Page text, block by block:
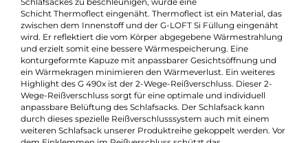
zusätzlich sehr leicht und angenehm weich ist. Durch den
speziellen Differenzialschnitt breitet sich die Isolationsschicht
optimal aus. Diese Schicht (Füllung) ist sehr leicht und erzielt
dennoch eine hohe Wärmeleistung, auch bei Nässe. Das
verpacken des G 490x ist dank seine Füllung besonders
leicht. Beim zusammenfalten entweicht Luft die beim
wieder aufbaut wird. Das atmungsaktive Material ist
besonders für Allergiker geeignet. Um das erwärmen des
Schlafsackes zu beschleunigen, wurde eine
Schicht Thermoflect eingenäht. Thermoflect ist ein Material,
zwischen dem Innenstoff und der G-LOFT Si Füllung